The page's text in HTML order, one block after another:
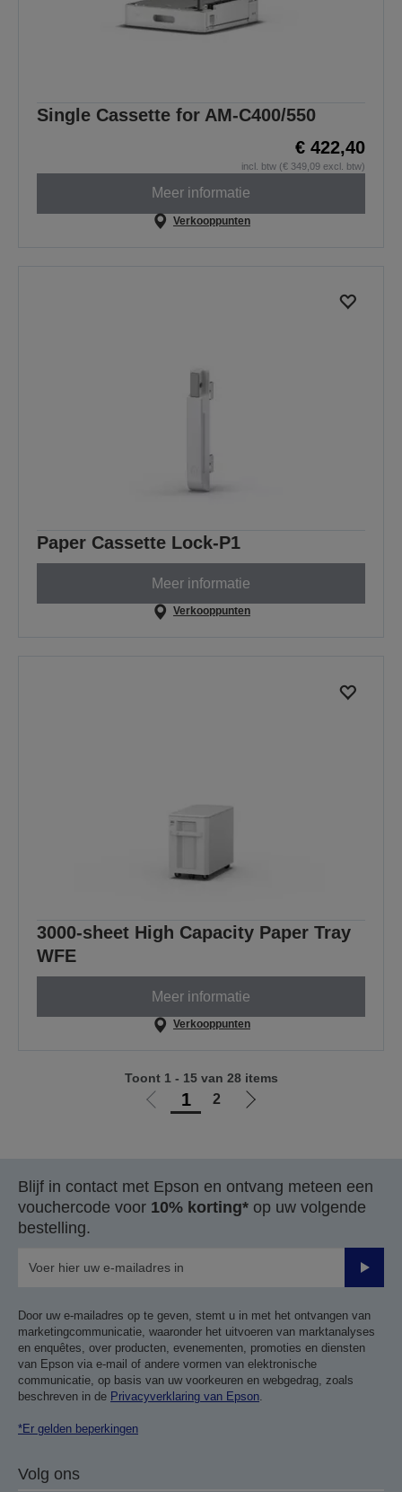
Single Cassette for AM-C400/550
€ 422,40
incl. btw (€ 349,09 excl. btw)
Meer informatie
Verkooppunten
Paper Cassette Lock-P1
Meer informatie
Verkooppunten
3000-sheet High Capacity Paper Tray
WFE
Meer informatie
Verkooppunten
Ga
1 2
Ga
pagina
Toont 1 - 15 van 28 items
Blijf in contact met Epson en ontvang meteen een
vouchercode voor 10% korting* op uw volgende
bestelling.
Door uw e-mailadres op te geven, stemt u in met het ontvangen van
marketingcommunicatie, waaronder het uitvoeren van marktanalyses
en enquêtes, over producten, evenementen, promoties en diensten
van Epson via e-mail of andere vormen van elektronische
communicatie, op basis van uw voorkeuren en webgedrag, zoals
beschreven in de Privacyverklaring van Epson.
*Er gelden beperkingen
Volg ons